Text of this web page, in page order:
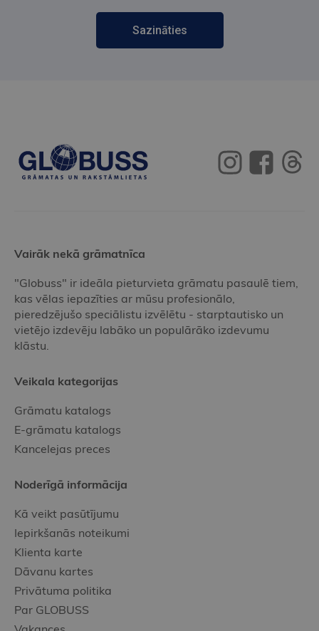
Sazināties
Vairāk nekā grāmatnīca
"Globuss" ir ideāla pieturvieta grāmatu pasaulē tiem,
kas vēlas iepazīties ar mūsu profesionālo,
pieredzējušo speciālistu izvēlētu - starptautisko un
vietējo izdevēju labāko un populārāko izdevumu
klāstu.
Veikala kategorijas
Grāmatu katalogs
E-grāmatu katalogs
Kancelejas preces
Noderīgā informācija
Kā veikt pasūtījumu
Iepirkšanās noteikumi
Klienta karte
Dāvanu kartes
Privātuma politika
Par GLOBUSS